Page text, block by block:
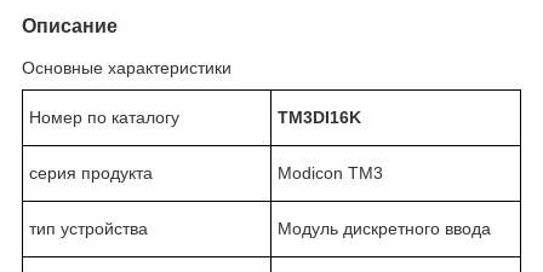
Описание
Основные характеристики
Номер по каталогу TM3DI16K
серия продукта Modicon TM3
тип устройства Модуль дискретного ввода